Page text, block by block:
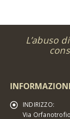
L’abuso
INDIRIZZO:
Via